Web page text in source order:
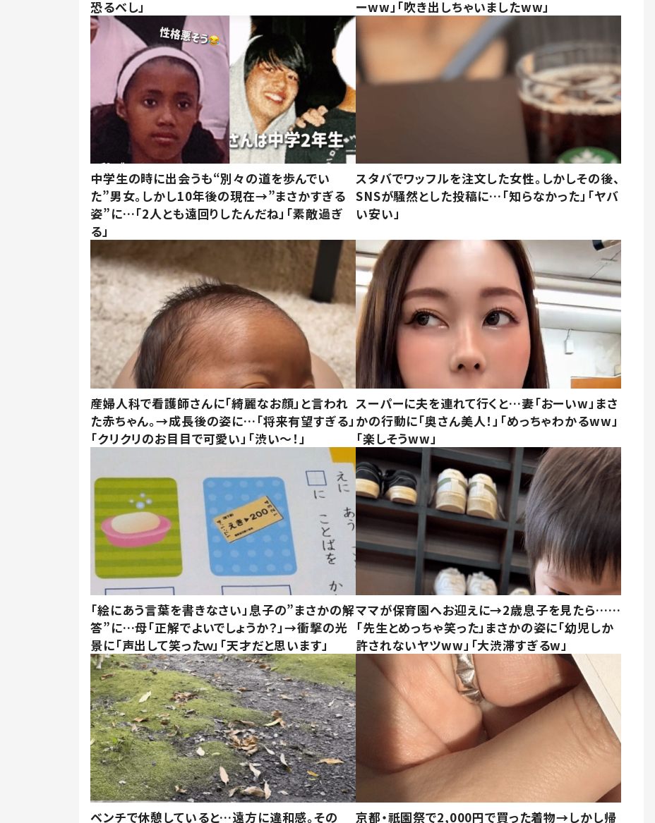
恐るべし」
ーww」「吹き出しちゃいましたww」
中学生の時に出会うも“別々の道を歩んでい
た”男女。しかし10年後の現在→”まさかすぎる
姿”に…「2人とも遠回りしたんだね」「素敵過ぎ
る」
スタバでワッフルを注文した女性。しかしその後、
SNSが騒然とした投稿に…「知らなかった」「ヤバ
い安い」
産婦人科で看護師さんに「綺麗なお顔」と言われ
た赤ちゃん。→成長後の姿に…「将来有望すぎる」
「クリクリのお目目で可愛い」「渋い～！」
スーパーに夫を連れて行くと…妻「おーいw」まさ
かの行動に「奥さん美人！」「めっちゃわかるww」
「楽しそうww」
「絵にあう言葉を書きなさい」息子の”まさかの解
答”に…母「正解でよいでしょうか？」→衝撃の光
景に「声出して笑ったｗ」「天才だと思います」
ママが保育園へお迎えに→2歳息子を見たら……
「先生とめっちゃ笑った」まさかの姿に「幼児しか
許されないヤツww」「大渋滞すぎるw」
ベンチで休憩していると…遠方に違和感。その 京都・祇園祭で2,000円で買った着物→しかし帰